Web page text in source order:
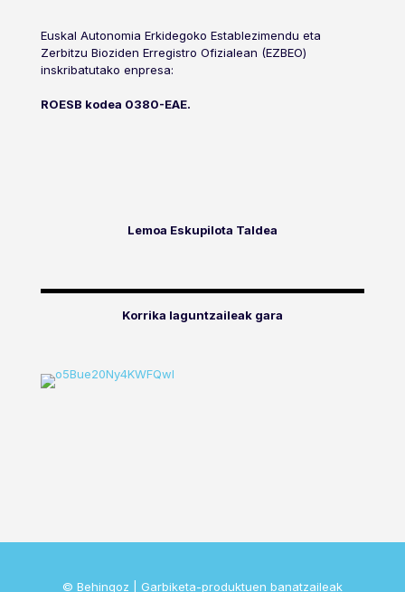
Euskal Autonomia Erkidegoko Establezimendu eta
Zerbitzu Bioziden Erregistro Ofizialean (EZBEO)
inskribatutako enpresa:
ROESB kodea 0380-EAE.
Lemoa Eskupilota Taldea
Korrika laguntzaileak gara
© Behingoz | Garbiketa-produktuen banatzaileak